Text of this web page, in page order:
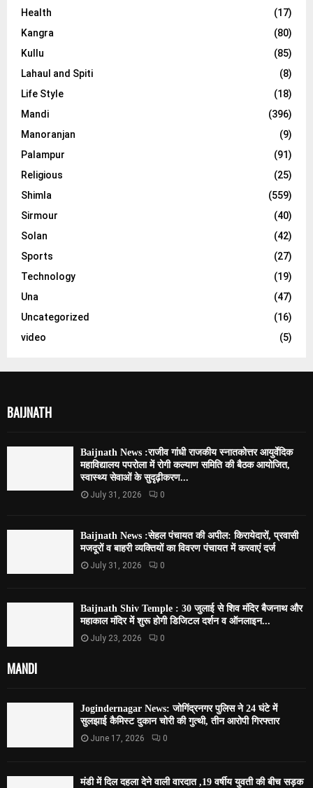
Health
(17)
Kangra
(80)
Kullu
(85)
Lahaul and Spiti
(8)
Life Style
(18)
Mandi
(396)
Manoranjan
(9)
Palampur
(91)
Religious
(25)
Shimla
(559)
Sirmour
(40)
Solan
(42)
Sports
(27)
Technology
(19)
Una
(47)
Uncategorized
(16)
video
(5)
BAIJNATH
Baijnath News :राजीव गांधी राजकीय स्नातकोत्तर आयुर्वेदिक
महाविद्यालय पपरोला में रोगी कल्याण समिति की बैठक आयोजित,
स्वास्थ्य सेवाओं के सुदृढ़ीकरण...
July 31, 2026 0
Baijnath News :सेहल पंचायत की अपील: किरायेदारों, प्रवासी
मजदूरों व बाहरी व्यक्तियों का विवरण पंचायत में करवाएं दर्ज
July 31, 2026 0
Baijnath Shiv Temple : 30 जुलाई से शिव मंदिर बैजनाथ और
महाकाल मंदिर में शुरू होगी डिजिटल दर्शन व ऑनलाइन...
July 23, 2026 0
MANDI
Jogindernagar News: जोगिंद्रनगर पुलिस ने 24 घंटे में
सुलझाई कैमिस्ट दुकान चोरी की गुत्थी, तीन आरोपी गिरफ्तार
June 17, 2026 0
मंडी में दिल दहला देने वाली वारदात ,19 वर्षीय युवती की बीच सड़क